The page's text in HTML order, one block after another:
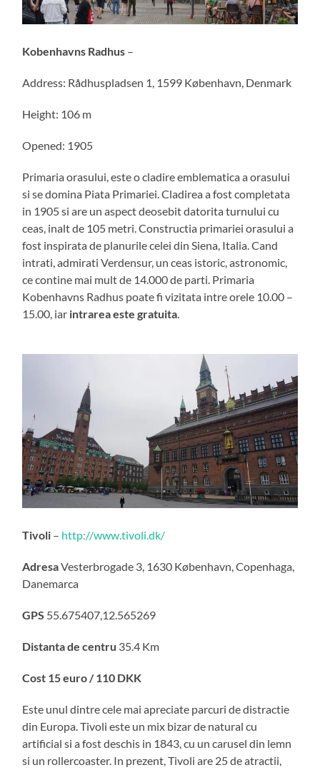
Kobenhavns Radhus –
Address: Rådhuspladsen 1, 1599 København, Denmark
Height: 106 m
Opened: 1905
Primaria orasului, este o cladire emblematica a orasului
si se domina Piata Primariei. Cladirea a fost completata
in 1905 si are un aspect deosebit datorita turnului cu
ceas, inalt de 105 metri. Constructia primariei orasului a
fost inspirata de planurile celei din Siena, Italia. Cand
intrati, admirati Verdensur, un ceas istoric, astronomic,
ce contine mai mult de 14.000 de parti. Primaria
Kobenhavns Radhus poate fi vizitata intre orele 10.00 –
15.00, iar intrarea este gratuita
Tivoli – http://www.tivoli.dk/
AdresaVesterbrogade 3, 1630 København, Copenhaga,
Danemarca
GPS 55.675407,12.565269
Distanta de centru 35.4 Km
Cost 15 euro / 110 DKK
Este unul dintre cele mai apreciate parcuri de distractie
din Europa. Tivoli este un mix bizar de natural cu
artificial si a fost deschis in 1843, cu un carusel din lemn
si un rollercoaster. In prezent, Tivoli are 25 de atractii,